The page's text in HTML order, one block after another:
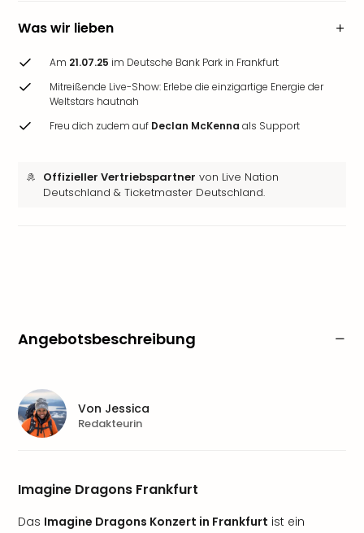
Was wir lieben
Am 21.07.25 im Deutsche Bank Park in Frankfurt
Mitreißende Live-Show: Erlebe die einzigartige Energie der
Weltstars hautnah
Freu dich zudem auf Declan McKenna als Support
Offizieller Vertriebspartner von Live Nation
Deutschland & Ticketmaster Deutschland.
Angebotsbeschreibung
Imagine Dragons Frankfurt
Das Imagine Dragons Konzert in Frankfurt ist ein
Von Jessica
Redakteurin